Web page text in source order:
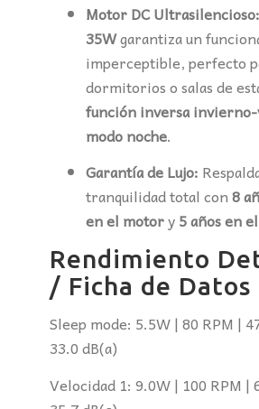
Motor DC Ultrasilencioso:
35Wgarantiza un
imperceptible, perfecto
dormitorios o salas de
función inversa
modo noche.
Garantía de Lujo:
tranquilidad total con8
en el motory5 años en
Rendimiento
/ Ficha de Datos
Sleep mode: 5.5W | 80 RPM |
33.0 dB(a)
Velocidad 1: 9.0W | 100 RPM |